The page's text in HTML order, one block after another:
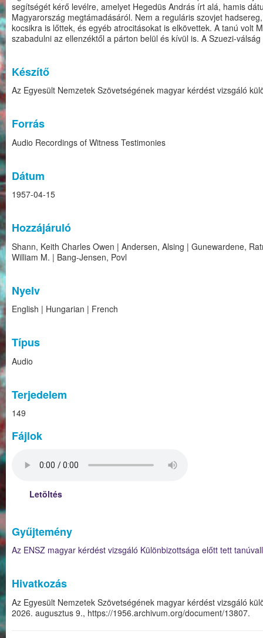
segítségét kérő levélre, amelyet Hegedüs András írt alá, hamis
Magyarország megtámadásáról. Nem a reguláris szovjet
kocsikra is lőttek, és egyéb atrocitásokat is elkövettek. A tanú volt
szabadulni az ellenzéktől a párton belül és kívül is. A Szuezi-
Készítő
Az Egyesült Nemzetek Szövetségének magyar kérdést vizsgáló
Forrás
Audio Recordings of Witness Testimonies
Dátum
1957-04-15
Hozzájáruló
Shann, Keith Charles Owen | Andersen, Alsing | Gunewardene,
William M. | Bang-Jensen, Povl
Nyelv
English | Hungarian | French
Típus
Audio
Terjedelem
149
Fájlok
Letöltés
Gyűjtemény
Az ENSZ magyar kérdést vizsgáló Különbizottsága előtt tett
Hivatkozás
Az Egyesült Nemzetek Szövetségének magyar kérdést vizsgáló
2026. augusztus 9., https://1956.archivum.org/document/13807.